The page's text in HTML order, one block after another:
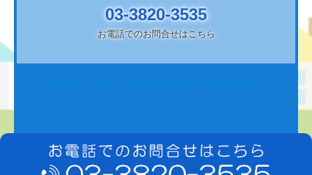
03-3820-3535
お電話でのお問合せはこちら